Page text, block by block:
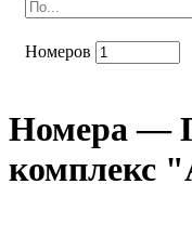
Номеров
Номера —
комплекс